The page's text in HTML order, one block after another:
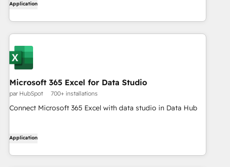
Application
Microsoft 365 Excel for Data Studio
par HubSpot 700+ installations
Connect Microsoft 365 Excel with data studio in Data Hub
Application